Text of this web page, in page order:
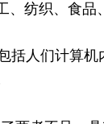
纺织、食品
人们计算机